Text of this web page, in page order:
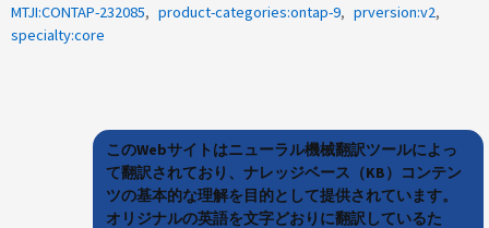
MTJI:CONTAP-232085
product-categories:ontap-9
prversion:v2
specialty:core
このWebサイトはニューラル機械翻訳ツールによっ
て翻訳されており、ナレッジベース（KB）コンテン
ツの基本的な理解を目的として提供されています。
オリジナルの英語を文字どおりに翻訳しているた